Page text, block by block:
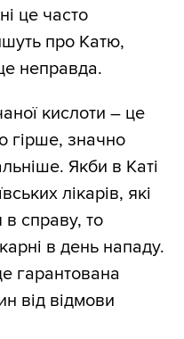
це часто
про Катю,
неправда.
кислоти – це
гірше, значно
Якби в Каті
лікарів, які
справу, то
в день нападу.
гарантована
від відмови